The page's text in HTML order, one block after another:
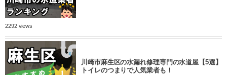
2292 views
川崎市麻生区の水漏れ修理専門の水道屋【5選】
トイレのつまりで人気業者も！